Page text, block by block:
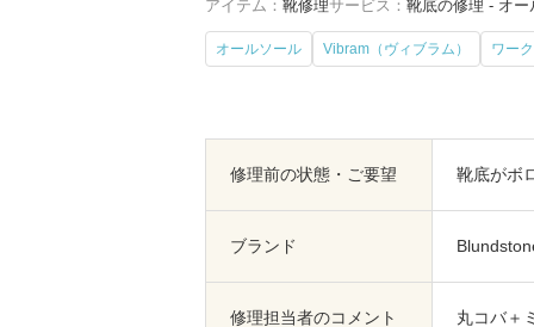
アイテム： 靴修理サービス： 靴底の修理 - オ
オールソール Vibram（ヴィブラム） ワー
修理前の状態・ご要望 靴底がボ
ブランド
修理担当者のコメント
丸コバ＋